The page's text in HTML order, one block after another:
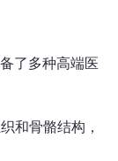
了多种高端医
和骨骼结构，